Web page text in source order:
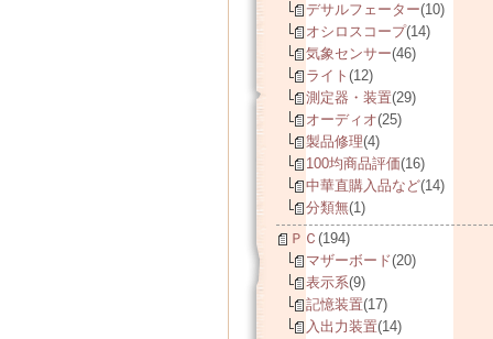
デサルフェーター(10)
オシロスコープ(14)
気象センサー(46)
ライト (12)
測定器・装置(29)
オーディオ(25)
製品修理(4)
100均商品評価(16)
中華直購入品など(14)
分類無(1)
ＰＣ (194)
マザーボード(20)
表示系(9)
記憶装置(17)
入出力装置(14)